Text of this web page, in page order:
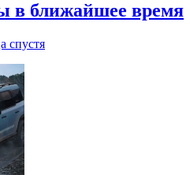
в ближайшее время
спустя